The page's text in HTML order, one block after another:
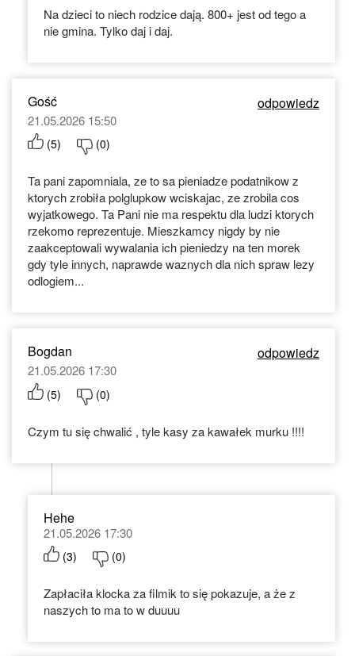
Na dzieci to niech rodzice dają. 800+ jest od tego a
nie gmina. Tylko daj i daj.
Gość odpowiedz
21.05.2026 15:50
(5) (0)
Ta pani zapomniala, ze to sa pieniadze podatnikow z
ktorych zrobiła polglupkow wciskajac, ze zrobila cos
wyjatkowego. Ta Pani nie ma respektu dla ludzi ktorych
rzekomo reprezentuje. Mieszkamcy nigdy by nie
zaakceptowali wywalania ich pieniedzy na ten morek
gdy tyle innych, naprawde waznych dla nich spraw lezy
odlogiem...
Bogdan odpowiedz
21.05.2026 17:30
(5) (0)
Czym tu się chwalić , tyle kasy za kawałek murku !!!!
Hehe
21.05.2026 17:30
(3) (0)
Zapłaciła klocka za filmik to się pokazuje, a że z
naszych to ma to w duuuu